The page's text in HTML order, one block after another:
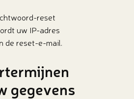
reset
uw IP-adres
de reset-e-mail.
gegevens